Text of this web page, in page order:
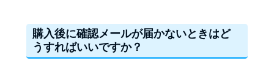
購入後に確認メールが届かないときはど
うすればいいですか？